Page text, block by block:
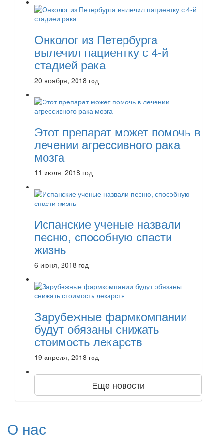
Онколог из Петербурга
вылечил пациентку с 4-й
стадией рака
20 ноября, 2018 год
Этот препарат может помочь в
лечении агрессивного рака
мозга
11 июля, 2018 год
Испанские ученые назвали
песню, способную спасти
жизнь
6 июня, 2018 год
Зарубежные фармкомпании
будут обязаны снижать
стоимость лекарств
19 апреля, 2018 год
Еще новости
О нас